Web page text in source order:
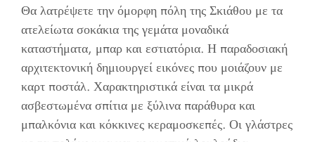
Θα λατρέψετε την όμορφη πόλη της Σκιάθου με τα
ατελείωτα σοκάκια της γεμάτα μοναδικά
καταστήματα, μπαρ και εστιατόρια. Η παραδοσιακή
αρχιτεκτονική δημιουργεί εικόνες που μοιάζουν με
καρτ ποστάλ. Χαρακτηριστικά είναι τα μικρά
ασβεστωμένα σπίτια με ξύλινα παράθυρα και
μπαλκόνια και κόκκινες κεραμοσκεπές. Οι γλάστρες